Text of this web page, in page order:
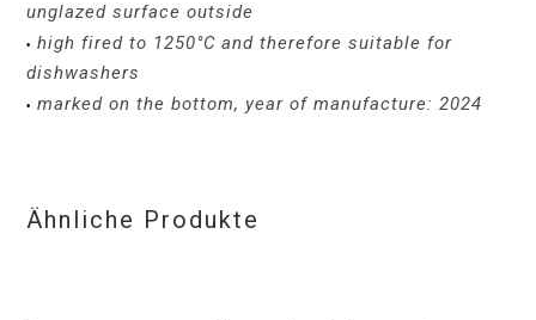
unglazed surface outside
• high fired to 1250°C and therefore suitable for
dishwashers
• marked on the bottom, year of manufacture: 2024
Ähnliche Produkte